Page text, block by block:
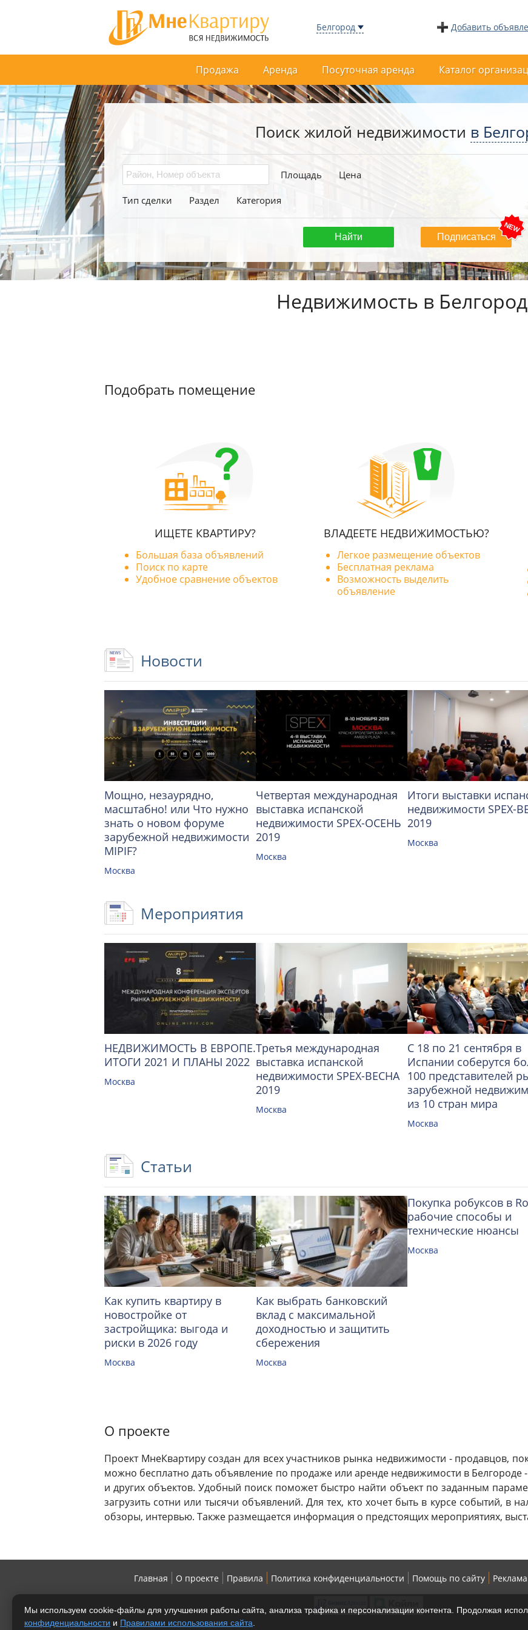
Белгород Добавить
Продажа Аренда Посуточная аренда Каталог
Поиск жилой недвижимости в
Площадь Цена
Тип сделки Раздел Категория
Подписаться
Недвижимость в
Подобрать помещение
ИЩЕТЕ КВАРТИРУ?
Большая база объявлений
Поиск по карте
Удобное сравнение объектов
ВЛАДЕЕТЕ НЕДВИЖИМОСТЬЮ?
Легкое размещение объектов
Бесплатная реклама
Возможность выделить
объявление
Новости
Мощно, незаурядно,
масштабно! или Что нужно
знать о новом форуме
зарубежной недвижимости
MIPIF?
Москва
Четвертая международная
выставка испанской
недвижимости SPEX-ОСЕНЬ
2019
Москва
Итоги выставки
недвижимости SPEX-
2019
Москва
Мероприятия
НЕДВИЖИМОСТЬ В ЕВРОПЕ.
ИТОГИ 2021 И ПЛАНЫ 2022
Москва
Третья международная
выставка испанской
недвижимости SPEX-ВЕСНА
2019
Москва
С 18 по 21 сентября в
Испании соберутся
100 представителей
зарубежной
из 10 стран мира
Москва
Статьи
Как купить квартиру в
новостройке от
застройщика: выгода и
риски в 2026 году
Москва
Как выбрать банковский
вклад с максимальной
доходностью и защитить
сбережения
Москва
Покупка робуксов в
рабочие способы и
технические нюансы
Москва
О проекте
Проект МнеКвартиру создан для всех участников рынка недвижимости - продавцов,
можно бесплатно дать объявление по продаже или аренде недвижимости в Белгороде
и других объектов. Удобный поиск поможет быстро найти объект по заданным
загрузить сотни или тысячи объявлений. Для тех, кто хочет быть в курсе событий, в
обзоры, интервью. Также размещается информация о предстоящих мероприятиях,
Главная О проекте Правила Политика конфиденциальности Помощь по сайту
Мы используем cookie-файлы для улучшения работы сайта, анализа трафика и персонализации контента. Продолжая
конфиденциальности и Правилами использования сайта